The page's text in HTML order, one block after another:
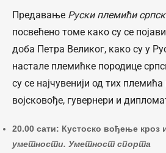
Предавање Руски племићи
посвећено томе како су се
доба Петра Великог, како су у
настале племићке породице
су се најчувенији од тих
војсковође, гувернери и
20.00 сати: Кустоско вођење кроз
уметности. Уметност спорта